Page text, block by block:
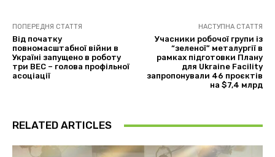
ПОПЕРЕДНЯ СТАТТЯ
Від початку
повномасштабної війни в
Україні запущено в роботу
три ВЕС – голова профільної
асоціації
НАСТУПНА СТАТТЯ
Учасники робочої групи із
“зеленої” металургії в
рамках підготовки Плану
для Ukraine Facility
запропонували 46 проєктів
на $7,4 млрд
RELATED ARTICLES